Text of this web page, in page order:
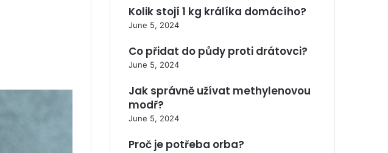
Kolik stojí 1 kg králíka domácího?
June 5, 2024
Co přidat do půdy proti drátovci?
June 5, 2024
Jak správně užívat methylenovou
modř?
June 5, 2024
Proč je potřeba orba?